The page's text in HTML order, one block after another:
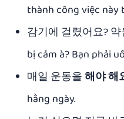
thành công việc này
감기에 걸렸어요? 약
bị cảm à? Bạn phải
매일 운동을해야 해
hằng ngày.